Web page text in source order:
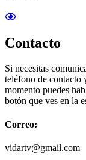
Contacto
Si necesitas
teléfono de contacto
momento puedes
botón que ves en la
Correo:
vidartv@gmail.com